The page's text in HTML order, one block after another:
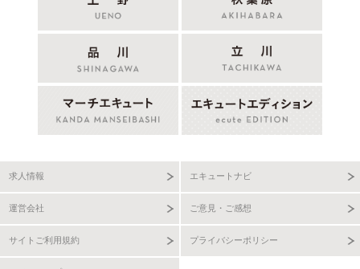
求人情報 エキュートナビ
運営会社 ご意見・ご感想
サイトご利用規約 プライバシーポリシー